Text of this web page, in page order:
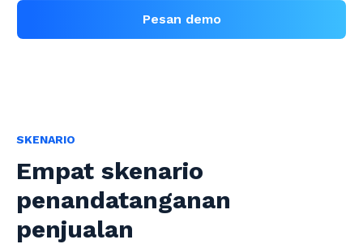
Pesan demo
SKENARIO
Empat skenario
penandatanganan
penjualan